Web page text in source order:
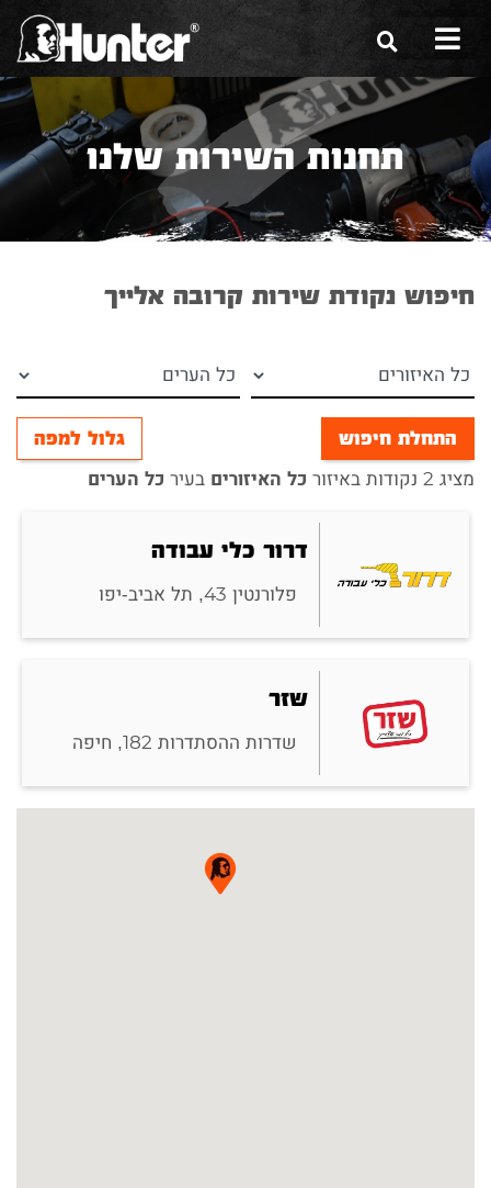
הסיפור שלנו
הכלים שלנו
תערוכות
מגזין
שירות ואחריות
צור קשר
תחנות השירות שלנו
חיפוש נקודת שירות קרובה אלייך
התחלת חיפוש גלול למפה
מציג 2 נקודות באיזור כל האיזורים בעיר כל הערים
דרור כלי עבודה
פלורנטין 43, תל אביב-יפו
שזר
שדרות ההסתדרות 182, חיפה